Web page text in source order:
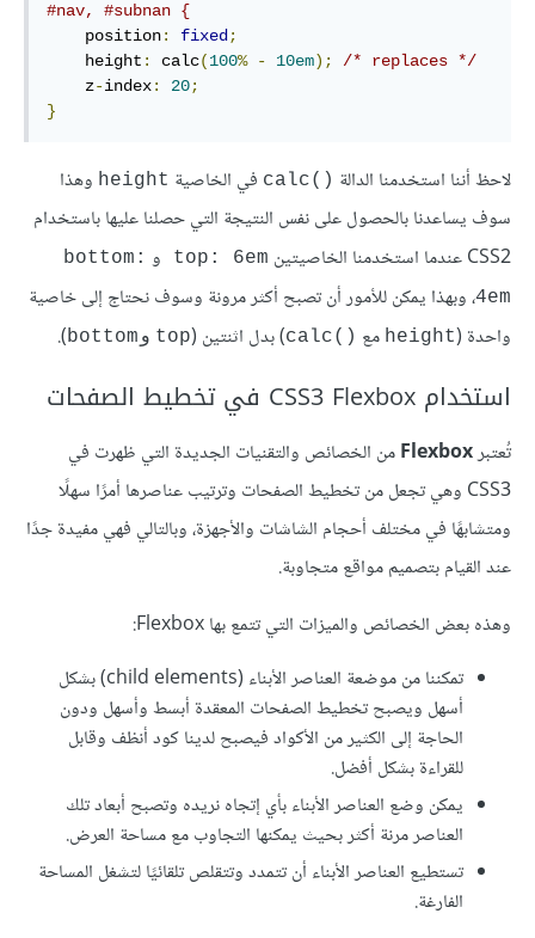
#nav, #subnan {
    position
: fixed ;
    height
: calc(100% - 10em);
/* replaces */
    z
-index: 20;
}
لاحظ أننا استخدمنا الدالة ()calc في الخاصية height وهذا
سوف يساعدنا بالحصول على نفس النتيجة التي حصلنا عليها باستخدام
CSS2 عندما استخدمنا الخاصيتين
top: 6em و bottom:
4em، وبهذا يمكن للأمور أن تصبح أكثر مرونة وسوف نحتاج إلى خاصية
واحدة (height مع ()calc ) بدل اثنتين (top وbottom ).
استخدام CSS3 Flexbox في تخطيط الصفحات
تُعتبرFlexboxمن الخصائص والتقنيات الجديدة التي ظهرت في
CSS3 وهي تجعل من تخطيط الصفحات وترتيب عناصرها أمرًا سهلًا
ومتشابهًا في مختلف أحجام الشاشات والأجهزة، وبالتالي فهي مفيدة جدًا
عند القيام بتصميم مواقع متجاوبة.
وهذه بعض الخصائص والميزات التي تتمع بها Flexbox:
تمكننا من موضعة العناصر الأبناء (child elements) بشكل
أسهل ويصبح تخطيط الصفحات المعقدة أبسط وأسهل ودون
الحاجة إلى الكثير من الأكواد فيصبح لدينا كود أنظف وقابل
للقراءة بشكل أفضل.
يمكن وضع العناصر الأبناء بأي إتجاه نريده وتصبح أبعاد تلك
العناصر مرنة أكثر بحيث يمكنها التجاوب مع مساحة العرض.
تستطيع العناصر الأبناء أن تتمدد وتتقلص تلقائيًا لتشغل المساحة
الفارغة.